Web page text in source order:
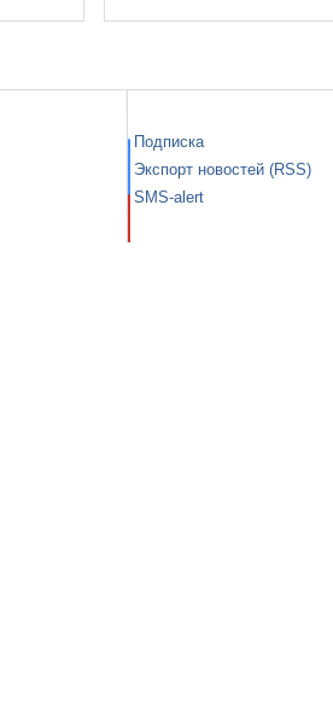
Подписка
Экспорт новостей (RSS)
SMS-alert